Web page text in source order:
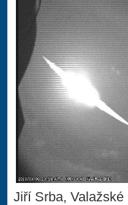
Jiří Srba,